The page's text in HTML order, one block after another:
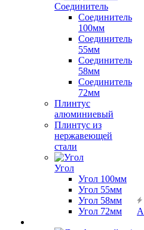
Соединитель
Соединитель
100мм
Соединитель
55мм
Соединитель
58мм
Соединитель
72мм
Плинтус
алюминиевый
Плинтус из
нержавеющей
стали
Угол
Угол 100мм
Угол 55мм
Угол 58мм
Угол 72мм